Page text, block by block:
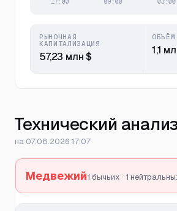
РЫНОЧНАЯ
КАПИТАЛИЗАЦИЯ
57,23 млн $
1,1
Технический
на 07.08.2026 17:07
Медвежий1 бычьих · 1